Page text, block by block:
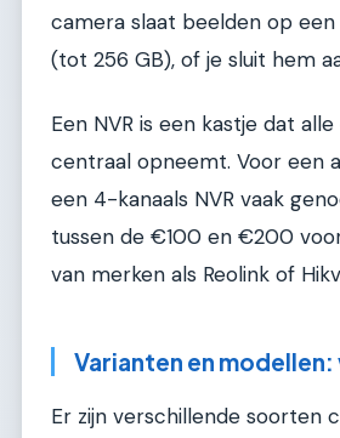
camera slaat beelden op
(tot 256 GB), of je sluit hem
Een NVR is een kastje dat
centraal opneemt. Voor een
een 4-kanaals NVR vaak
tussen de €100 en €200
van merken als Reolink of
Varianten en modellen:
Er zijn verschillende soorten